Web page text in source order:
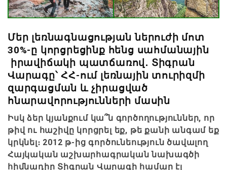
Մեր լեռնագնացության ներուժի մոտ
30%-ը կորցրեցինք հենց սահմանային
իրավիճակի պատճառով․ Տիգրան
Վարագը՝ ՀՀ-ում լեռնային տուրիզմի
զարգացման և չիրացված
հնարավորությունների մասին
Իսկ ձեր կյանքում կա՞ն գործողություններ, որ
թիվ ու հաշիվը կորցրել եք, թե քանի անգամ եք
կրկնել։ 2012 թ-ից գործունեություն ծավալող
Հայկական աշխարհագրական նախագծի
հիմնադիր Տիգրան Վարագի համար էլ